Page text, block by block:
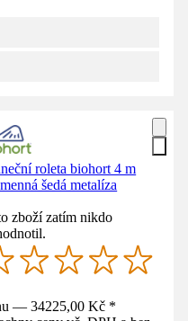
roleta biohort 4 m
šedá metalíza
zboží zatím nikdo
— 34225,00 Kč *